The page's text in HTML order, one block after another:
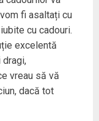
fi asaltați cu
cu cadouri.
excelentă
dragi,
vreau să vă
dacă tot